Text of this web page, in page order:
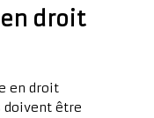
droit
en droit
être